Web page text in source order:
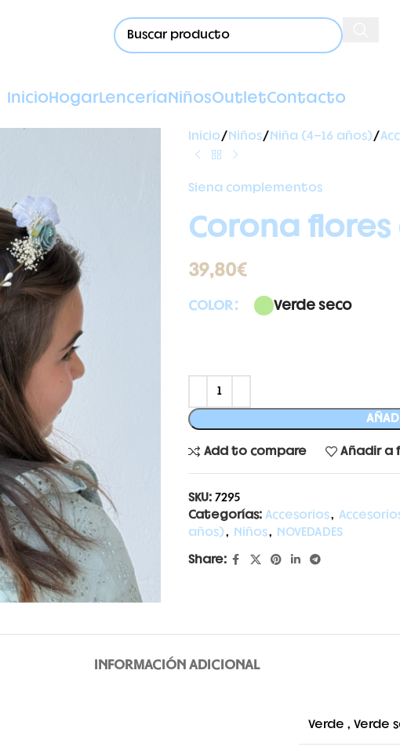
InicioHogarLenceríaNiñosOutletContacto
Inicio Niños Niña (4-16 años)
Siena complementos
Corona
39,80€
COLOR Verde seco
Add to compare Añadir a
SKU: 7295
Categorías: Accesorios,
años), Niños, NOVEDADES
Share:
INFORMACIÓN ADICIONAL
Verde , Verde